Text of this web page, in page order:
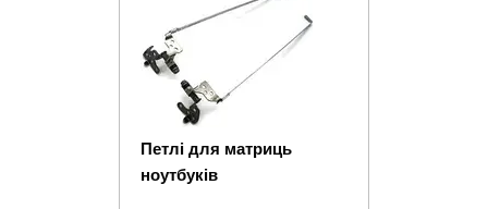
Петлі для матриць
ноутбуків